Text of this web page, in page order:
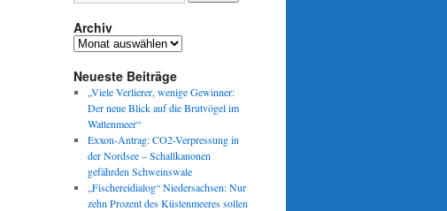
Archiv
Archiv
Neueste Beiträge
„Viele Verlierer, wenige Gewinner:
Der neue Blick auf die Brutvögel im
Wattenmeer“
Exxon-Antrag: CO2-Verpressung in
der Nordsee – Schallkanonen
gefährden Schweinswale
„Fischereidialog“ Niedersachsen: Nur
zehn Prozent des Küstenmeeres sollen